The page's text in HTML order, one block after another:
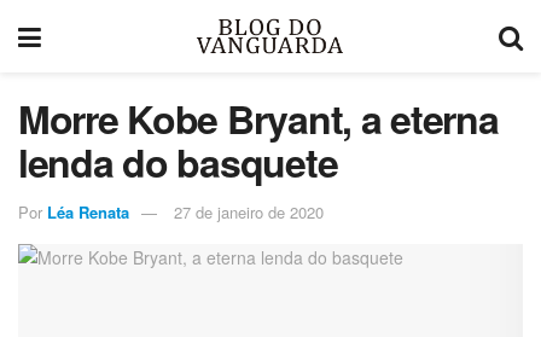
Morre Kobe Bryant, a eterna
lenda do basquete
Por Léa Renata 27 de janeiro de 2020